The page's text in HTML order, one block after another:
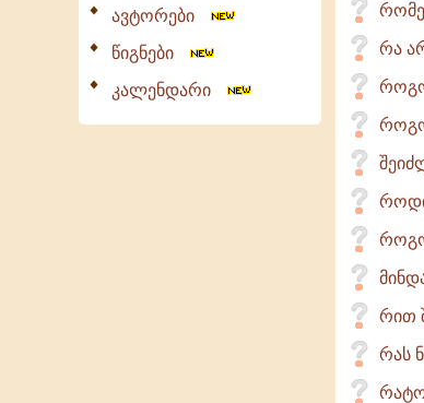
ავტორები
წიგნები
კალენდარი
რა
რით
რას